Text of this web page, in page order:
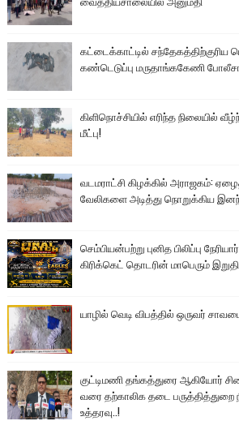
கட்டைக்காட்டில்
கண்டெடுப்பு மருதாங்ககேணி
கிளிநொச்சியில் எரிந்த நிலையில்
மீட்பு!
வடமராட்சி கிழக்கில் அராஜகம்:
வேலிகளை அடித்து நொறுக்கிய
செம்பியன்பற்று புனித பிலிப்பு
கிரிக்கெட் தொடரின் மாபெரும்
யாழில் வெடி விபத்தில் ஒருவர்
குட்டிமணி தங்கத்துரை ஆகியோர்
வரை தற்காலிக தடை
உத்தரவு..!